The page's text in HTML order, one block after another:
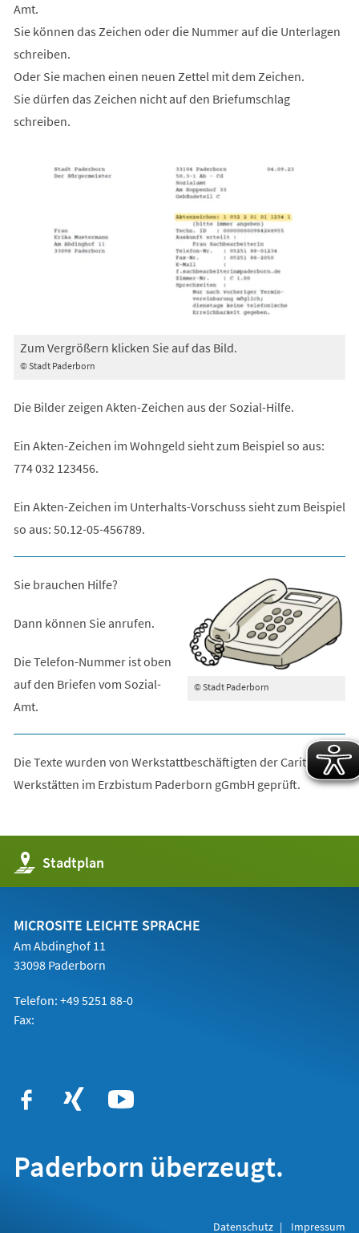
Amt.
Sie können das Zeichen oder die Nummer auf die Unterlagen
schreiben.
Oder Sie machen einen neuen Zettel mit dem Zeichen.
Sie dürfen das Zeichen nicht auf den Briefumschlag
schreiben.
© Stadt Paderborn
Zum Vergrößern klicken Sie auf das Bild.
Die Bilder zeigen Akten-Zeichen aus der Sozial-Hilfe.
Ein Akten-Zeichen im Wohngeld sieht zum Beispiel so aus:
774 032 123456.
Ein Akten-Zeichen im Unterhalts-Vorschuss sieht zum Beispiel
so aus: 50.12-05-456789.
© Stadt Paderborn
Sie brauchen Hilfe?
Dann können Sie anrufen.
Die Telefon-Nummer ist oben
auf den Briefen vom Sozial-
Amt.
Die Texte wurden von Werkstattbeschäftigten der Caritas
Werkstätten im Erzbistum Paderborn gGmbH geprüft.
Stadtplan
(Öffnet
in
einem
Tab)
MICROSITE LEICHTE SPRACHE
Am Abdinghof 11
33098 Paderborn
Telefon: +49 5251 88-0
Fax:
Paderborn überzeugt.
Datenschutz Impressum